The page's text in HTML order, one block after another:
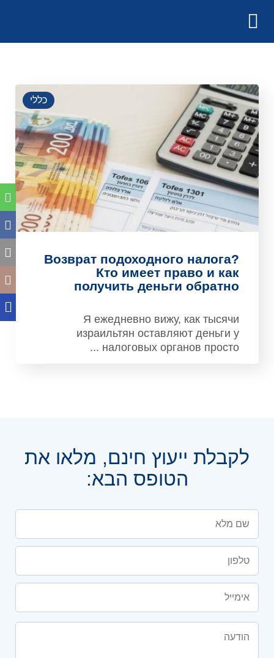
כללי
?Возврат подоходного налога
Кто имеет право и как
получить деньги обратно
Я ежедневно вижу, как тысячи
израильтян оставляют деньги у
налоговых органов просто ...
לקבלת ייעוץ חינם, מלאו את
הטופס הבא: